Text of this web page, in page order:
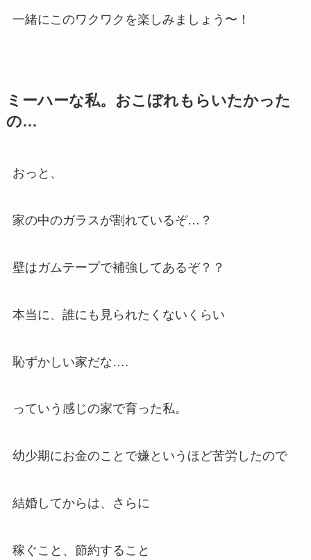
一緒にこのワクワクを楽しみましょう〜！
ミーハーな私。おこぼれもらいたかった
の…
おっと、
家の中のガラスが割れているぞ…？
壁はガムテープで補強してあるぞ？？
本当に、誰にも見られたくないくらい
恥ずかしい家だな….
っていう感じの家で育った私。
幼少期にお金のことで嫌というほど苦労したので
結婚してからは、さらに
稼ぐこと、節約すること